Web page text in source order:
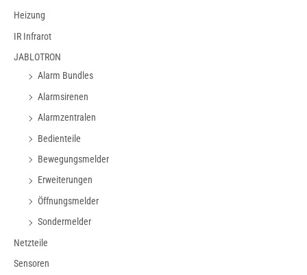
Heizung
IR Infrarot
JABLOTRON
Alarm Bundles
Alarmsirenen
Alarmzentralen
Bedienteile
Bewegungsmelder
Erweiterungen
Öffnungsmelder
Sondermelder
Netzteile
Sensoren